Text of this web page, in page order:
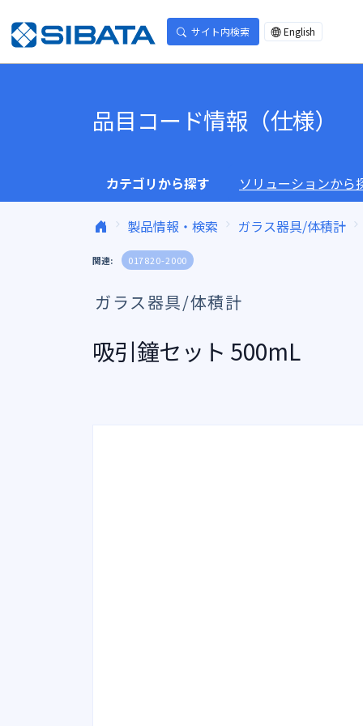
サイト内検索 English
品目コード情報（仕様）
カテゴリから探す ソリューションから
製品情報・検索 ガラス器具/体積計
関連: 017820-2000
ガラス器具/体積計
吸引鐘セット 500mL